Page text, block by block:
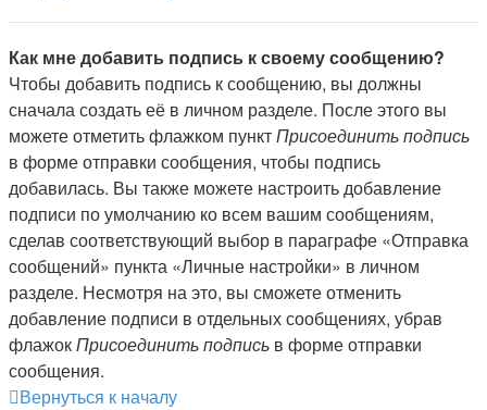
Как мне добавить подпись к своему сообщению?
Чтобы добавить подпись к сообщению, вы должны
сначала создать её в личном разделе. После этого вы
можете отметить флажком пунктПрисоединить подпись
в форме отправки сообщения, чтобы подпись
добавилась. Вы также можете настроить добавление
подписи по умолчанию ко всем вашим сообщениям,
сделав соответствующий выбор в параграфе «Отправка
сообщений» пункта «Личные настройки» в личном
разделе. Несмотря на это, вы сможете отменить
добавление подписи в отдельных сообщениях, убрав
флажокПрисоединить подпись в форме отправки
сообщения.
Вернуться к началу